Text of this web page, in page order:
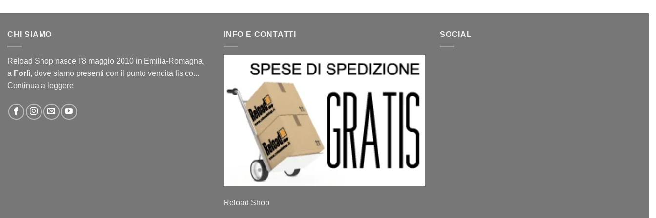
CHI SIAMO
Reload Shop nasce l’8 maggio 2010 in Emilia-Romagna,
a Forlì, dove siamo presenti con il punto vendita fisico...
Continua a leggere
INFO E CONTATTI
Reload Shop
SOCIAL